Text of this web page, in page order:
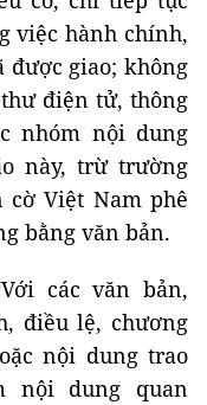
việc hành chính,
được giao; không
điện tử, thông
nhóm nội dung
này, trừ trường
cờ Việt Nam phê
bằng văn bản.
các văn bản,
điều lệ, chương
nội dung trao
nội dung quan